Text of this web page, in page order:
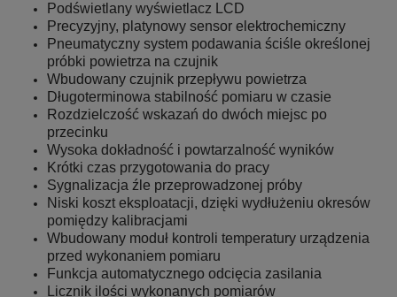
Podświetlany wyświetlacz LCD
Precyzyjny, platynowy sensor elektrochemiczny
Pneumatyczny system podawania ściśle określonej
próbki powietrza na czujnik
Wbudowany czujnik przepływu powietrza
Długoterminowa stabilność pomiaru w czasie
Rozdzielczość wskazań do dwóch miejsc po
przecinku
Wysoka dokładność i powtarzalność wyników
Krótki czas przygotowania do pracy
Sygnalizacja źle przeprowadzonej próby
Niski koszt eksploatacji, dzięki wydłużeniu okresów
pomiędzy kalibracjami
Wbudowany moduł kontroli temperatury urządzenia
przed wykonaniem pomiaru
Funkcja automatycznego odcięcia zasilania
Licznik ilości wykonanych pomiarów